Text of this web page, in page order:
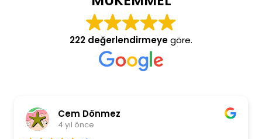
222 değerlendirmeyegöre.
Cem Dönmez
4 yıl önce